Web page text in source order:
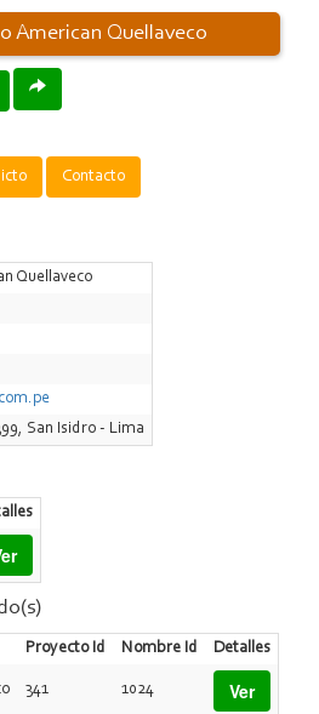
American Quellaveco
Contacto
Quellaveco
San Isidro - Lima
Proyecto Id Nombre Id Detalles
341 1024 Ver